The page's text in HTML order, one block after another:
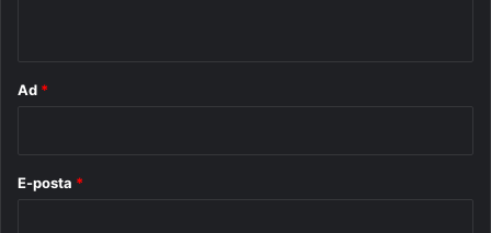
Ad *
E-posta *